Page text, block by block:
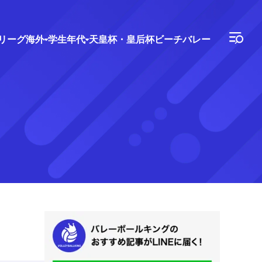
ーグ海外 学生年代 天皇杯・皇后杯ビーチバレー